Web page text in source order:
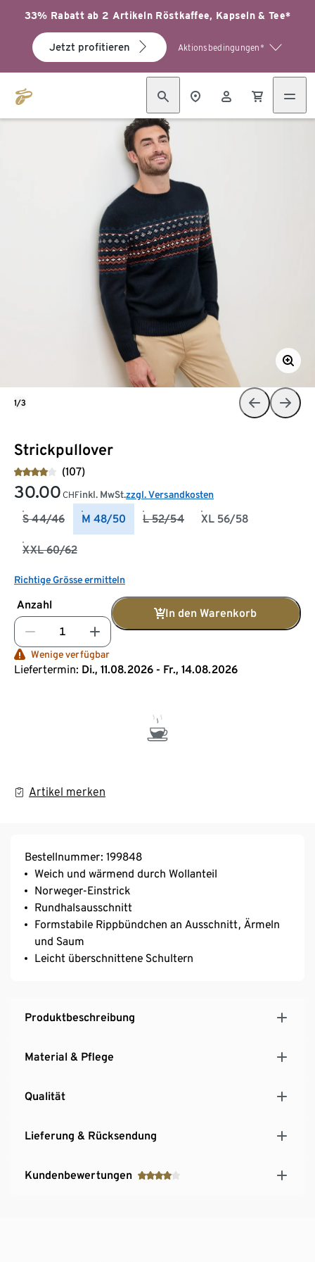
33% Rabatt ab 2 Artikeln Röstkaffee, Kapseln & Tee*
Jetzt profitieren Aktionsbedingungen*
Strickpullover
(107)
30.00 CHFinkl. MwSt.zzgl. Versandkosten
S 44/46 M 48/50 L 52/54 XL 56/58
XXL 60/62
Richtige Grösse ermitteln
Anzahl
In den Warenkorb
Wenige verfügbar
Liefertermin: Di., 11.08.2026 - Fr., 14.08.2026
Artikel merken
1/3
Bestellnummer: 199848
Weich und wärmend durch Wollanteil
Norweger-Einstrick
Rundhalsausschnitt
Formstabile Rippbündchen an Ausschnitt, Ärmeln
und Saum
Leicht überschnittene Schultern
Produktbeschreibung
Material & Pflege
Qualität
Lieferung & Rücksendung
Kundenbewertungen